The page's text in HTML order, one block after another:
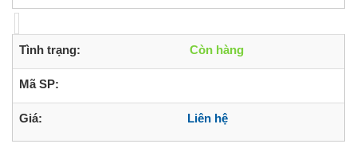
Tình trạng: Còn hàng
Mã SP:
Giá: Liên hệ